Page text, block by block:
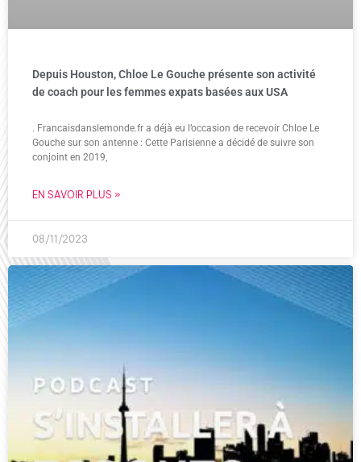
Depuis Houston, Chloe Le Gouche présente son activité
de coach pour les femmes expats basées aux USA
. Francaisdanslemonde.fr a déjà eu l’occasion de recevoir Chloe Le
Gouche sur son antenne : Cette Parisienne a décidé de suivre son
conjoint en 2019,
EN SAVOIR PLUS »
08/11/2023